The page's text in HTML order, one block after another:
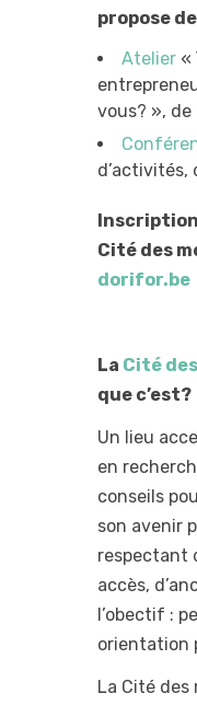
propose
Atelier «
vous? », de
d’activités,
Cité des
dorifor.be
La Cité
que c’est?
Un lieu
en
conseils
son avenir
respectant
accès,
l’obectif :
orientation
La Cité des